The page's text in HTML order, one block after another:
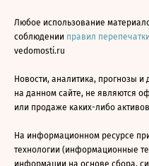
Любое использование
соблюдении правил перепечатки
vedomosti.ru
Новости, аналитика, прогнозы
на данном сайте, не являются
или продаже каких-либо
На информационном ресурсе
технологии (информационные
информации на основе сбора,